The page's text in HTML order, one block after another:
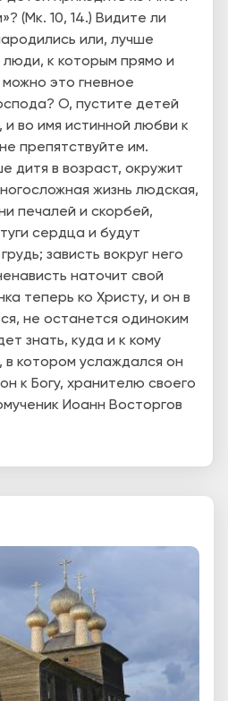
(Мк. 10, 14.) Видите ли
или, лучше
люди, к которым прямо и
это гневное
О, пустите детей
и во имя истинной любви к
препятствуйте им.
дитя в возраст, окружит
жизнь людская,
печалей и скорбей,
сердца и будут
зависть вокруг него
наточит свой
теперь ко Христу, и он в
не останется одиноким
знать, куда и к кому
в котором услаждался он
к Богу, хранителю своего
Иоанн Восторгов